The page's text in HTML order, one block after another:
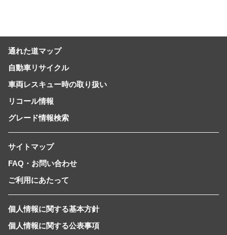
通れた道マップ
自動車リサイクル
車両レスキュー時の取り扱い
リコール情報
グレード情報検索
サイトマップ
FAQ・お問い合わせ
ご利用にあたって
個人情報に関する基本方針
個人情報に関する公表事項